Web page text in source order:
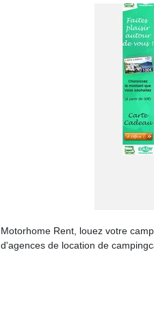
Motorhome Rent, louez votre
d'agences de location de